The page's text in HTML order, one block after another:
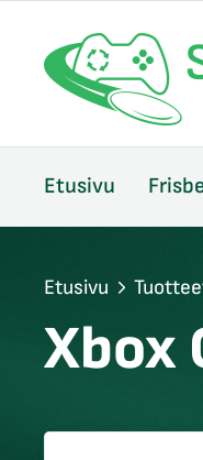
Etusivu
Etusivu
Xbox
sulje
sulje
sulje